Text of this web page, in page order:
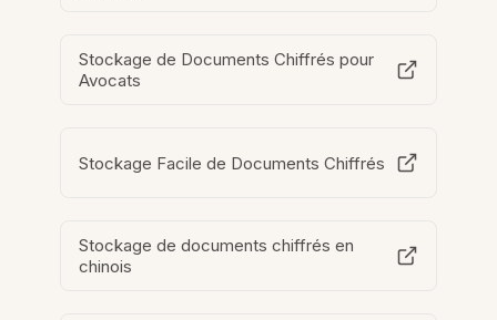
Stockage de Documents Chiffrés pour
Avocats
Stockage Facile de Documents Chiffrés
Stockage de documents chiffrés en
chinois